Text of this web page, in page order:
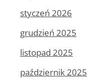
styczeń 2026
grudzień 2025
listopad 2025
październik 2025